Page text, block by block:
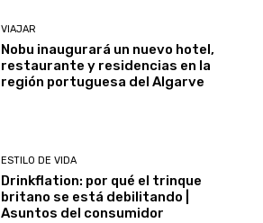
VIAJAR
Nobu inaugurará un nuevo hotel,
restaurante y residencias en la
región portuguesa del Algarve
ESTILO DE VIDA
Drinkflation: por qué el trinque
britano se está debilitando |
Asuntos del consumidor